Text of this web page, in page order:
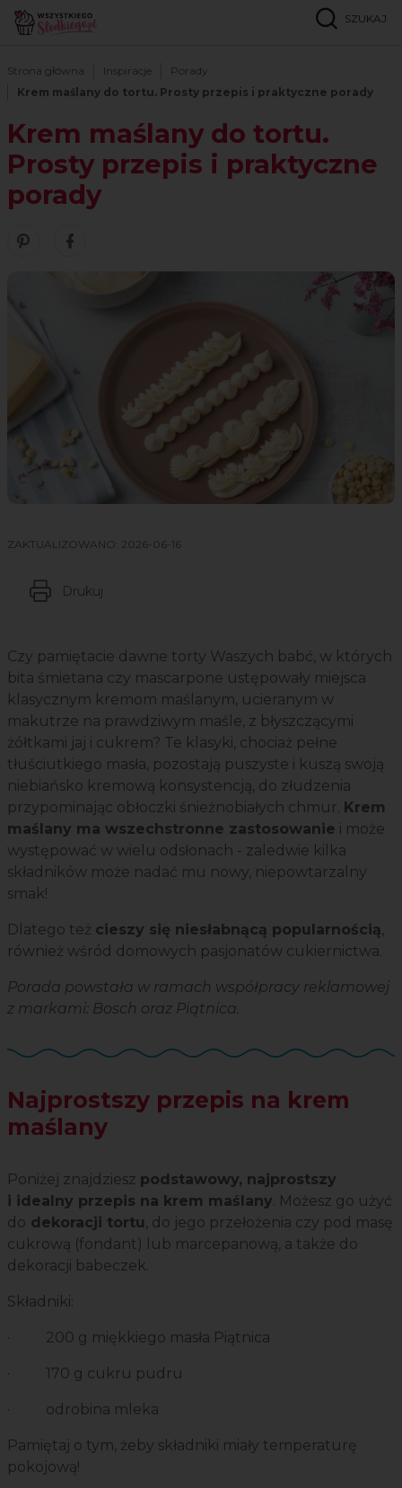
SZUKAJ
Strona główna Inspiracje
Porady
Krem maślany do tortu. Prosty przepis i praktyczne porady
Krem maślany do tortu.
Prosty przepis i praktyczne
porady
Zobacz nasze piny w serwisie Pinterest
Śledź nas na Facebooku
ZAKTUALIZOWANO: 2026-06-16
Drukuj
Czy pamiętacie dawne torty Waszych babć, w których
bita śmietana czy mascarpone ustępowały miejsca
klasycznym kremom maślanym, ucieranym w
makutrze na prawdziwym maśle, z błyszczącymi
żółtkami jaj i cukrem? Te klasyki, chociaż pełne
tłuściutkiego masła, pozostają puszyste i kuszą swoją
niebiańsko kremową konsystencją, do złudzenia
przypominając obłoczki śnieżnobiałych chmur. Krem
maślany ma wszechstronne zastosowanie i może
występować w wielu odsłonach - zaledwie kilka
składników może nadać mu nowy, niepowtarzalny
smak!
Dlatego też cieszy się niesłabnącą popularnością,
również wśród domowych pasjonatów cukiernictwa.
Porada powstała w ramach współpracy reklamowej
z markami: Bosch oraz Piątnica.
Najprostszy przepis na krem
maślany
Poniżej znajdziesz podstawowy, najprostszy
i idealny przepis na krem maślany. Możesz go użyć
do dekoracji tortu, do jego przełożenia czy pod masę
cukrową (fondant) lub marcepanową, a także do
dekoracji babeczek.
Składniki:
· 200 g miękkiego masła Piątnica
· 170 g cukru pudru
· odrobina mleka
Pamiętaj o tym, żeby składniki miały temperaturę
pokojową!